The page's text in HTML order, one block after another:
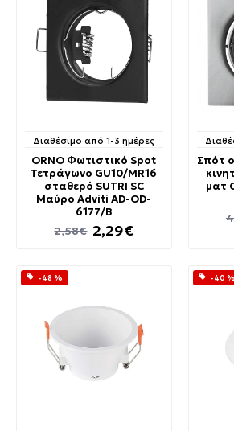
Διαθέσιμο από 1-3 ημέρες
ORNO Φωτιστικό Spot
Τετράγωνο GU10/MR16
σταθερό SUTRI SC
Μαύρο Adviti AD-OD-
6177/B
2,29€
2,58€
Σπότ
ματ
-48 % -40 %